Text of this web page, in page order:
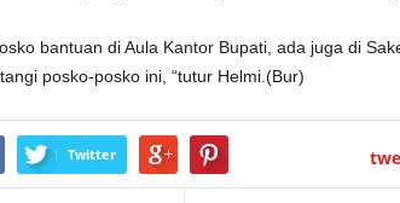
bantuan di Aula Kantor Bupati, ada juga di
posko-posko ini, “tutur Helmi.(Bur)
Twitter